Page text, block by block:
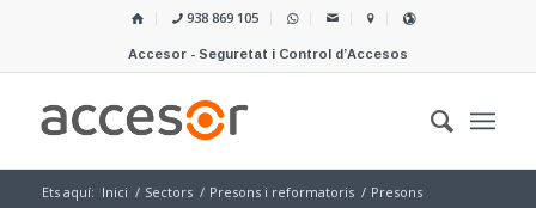
938 869 105
Accesor - Seguretat i Control d’Accesos
Ets aquí: Inici / Sectors / Presons i reformatoris / Presons